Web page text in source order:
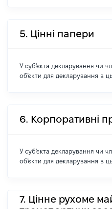
5. Цінні папери
У суб'єкта декларування чи
об'єкти для декларування в
6. Корпоративні
У суб'єкта декларування чи
об'єкти для декларування в
7. Цінне рухоме